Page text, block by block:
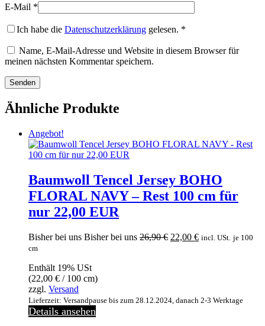
E-Mail *
Ich habe die Datenschutzerklärung gelesen. *
Name, E-Mail-Adresse und Website in diesem Browser für
meinen nächsten Kommentar speichern.
Ähnliche Produkte
Angebot!
Baumwoll Tencel Jersey BOHO
FLORAL NAVY – Rest 100 cm für
nur 22,00 EUR
Bisher bei uns Bisher bei uns 26,90€ Ursprünglicher
22,00 €Aktueller
incl. USt. je 100
cm
Enthält 19% USt
(22,00 € / 100 cm)
zzgl. Versand
Lieferzeit: Versandpause bis zum 28.12.2024, danach 2-3 Werktage
Details ansehen